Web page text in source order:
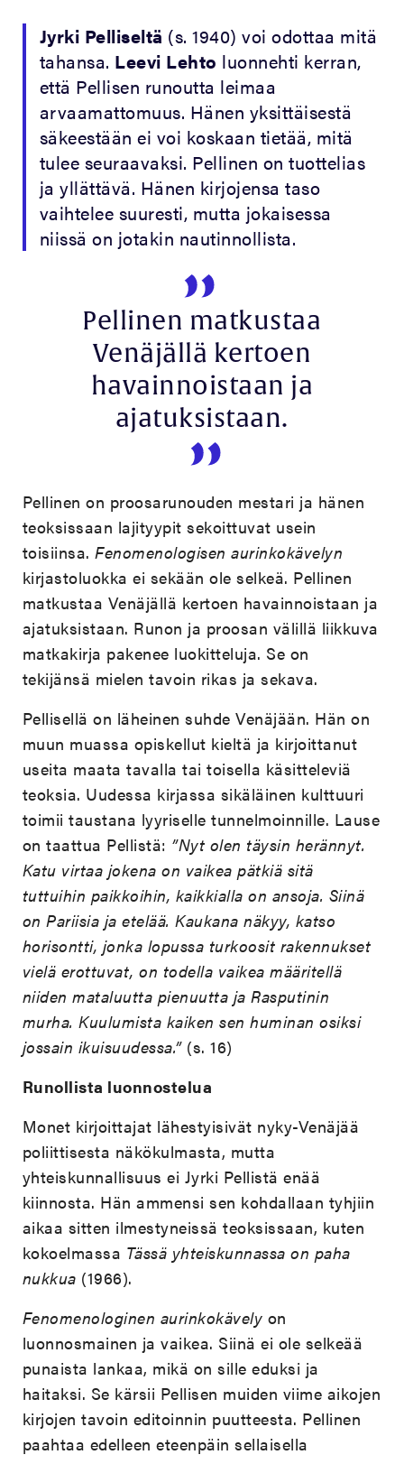
Jyrki Pelliseltä (s. 1940) voi odottaa mitä
tahansa. Leevi Lehto luonnehti kerran,
että Pellisen runoutta leimaa
arvaamattomuus. Hänen yksittäisestä
säkeestään ei voi koskaan tietää, mitä
tulee seuraavaksi. Pellinen on tuottelias
ja yllättävä. Hänen kirjojensa taso
vaihtelee suuresti, mutta jokaisessa
niissä on jotakin nautinnollista.
Pellinen matkustaa
Venäjällä kertoen
havainnoistaan ja
ajatuksistaan.
Pellinen on proosarunouden mestari ja hänen
teoksissaan lajityypit sekoittuvat usein
toisiinsa.Fenomenologisen aurinkokävelyn
kirjastoluokka ei sekään ole selkeä. Pellinen
matkustaa Venäjällä kertoen havainnoistaan ja
ajatuksistaan. Runon ja proosan välillä liikkuva
matkakirja pakenee luokitteluja. Se on
tekijänsä mielen tavoin rikas ja sekava.
Pellisellä on läheinen suhde Venäjään. Hän on
muun muassa opiskellut kieltä ja kirjoittanut
useita maata tavalla tai toisella käsitteleviä
teoksia. Uudessa kirjassa sikäläinen kulttuuri
toimii taustana lyyriselle tunnelmoinnille. Lause
on taattua Pellistä: ”Nyt olen täysin herännyt.
Katu virtaa jokena on vaikea pätkiä sitä
tuttuihin paikkoihin, kaikkialla on ansoja. Siinä
on Pariisia ja etelää. Kaukana näkyy, katso
horisontti, jonka lopussa turkoosit rakennukset
vielä erottuvat, on todella vaikea määritellä
niiden mataluutta pienuutta ja Rasputinin
murha. Kuulumista kaiken sen huminan osiksi
jossain ikuisuudessa.” (s. 16)
Runollista luonnostelua
Monet kirjoittajat lähestyisivät nyky-Venäjää
poliittisesta näkökulmasta, mutta
yhteiskunnallisuus ei Jyrki Pellistä enää
kiinnosta. Hän ammensi sen kohdallaan tyhjiin
aikaa sitten ilmestyneissä teoksissaan, kuten
kokoelmassa Tässä yhteiskunnassa on paha
nukkua (1966).
Fenomenologinen aurinkokävely on
luonnosmainen ja vaikea. Siinä ei ole selkeää
punaista lankaa, mikä on sille eduksi ja
haitaksi. Se kärsii Pellisen muiden viime aikojen
kirjojen tavoin editoinnin puutteesta. Pellinen
paahtaa edelleen eteenpäin sellaisella